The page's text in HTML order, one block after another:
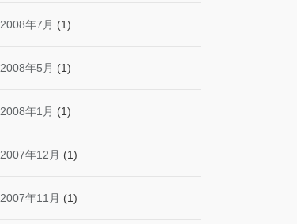
2008年7月 (1)
2008年5月 (1)
2008年1月 (1)
2007年12月 (1)
2007年11月 (1)